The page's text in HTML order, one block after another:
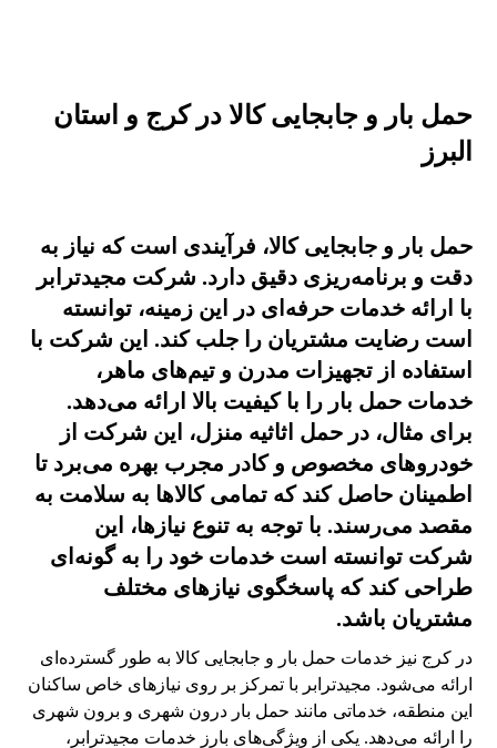
حمل بار و جابجایی کالا در کرج و استان
البرز
حمل بار و جابجایی کالا، فرآیندی است که نیاز به
دقت و برنامه‌ریزی دقیق دارد. شرکت مجیدترابر
با ارائه خدمات حرفه‌ای در این زمینه، توانسته
است رضایت مشتریان را جلب کند. این شرکت با
استفاده از تجهیزات مدرن و تیم‌های ماهر،
خدمات حمل بار را با کیفیت بالا ارائه می‌دهد.
برای مثال، در حمل اثاثیه منزل، این شرکت از
خودروهای مخصوص و کادر مجرب بهره می‌برد تا
اطمینان حاصل کند که تمامی کالاها به سلامت به
مقصد می‌رسند. با توجه به تنوع نیازها، این
شرکت توانسته است خدمات خود را به گونه‌ای
طراحی کند که پاسخگوی نیازهای مختلف
مشتریان باشد.
در کرج نیز خدمات حمل بار و جابجایی کالا به طور گسترده‌ای
ارائه می‌شود. مجیدترابر با تمرکز بر روی نیازهای خاص ساکنان
این منطقه، خدماتی مانند حمل بار درون شهری و برون شهری
را ارائه می‌دهد. یکی از ویژگی‌های بارز خدمات مجیدترابر،